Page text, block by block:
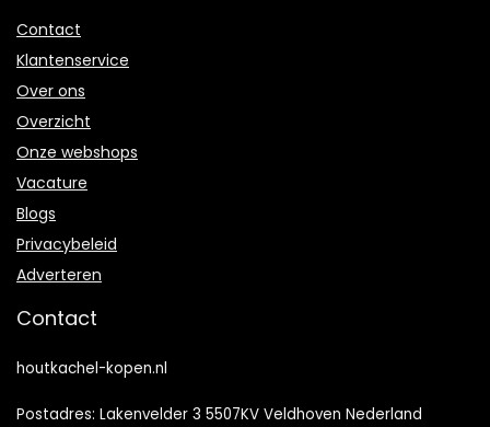
Contact
Klantenservice
Over ons
Overzicht
Onze webshops
Vacature
Blogs
Privacybeleid
Adverteren
Contact
houtkachel-kopen.nl
Postadres: Lakenvelder 3 5507KV Veldhoven Nederland